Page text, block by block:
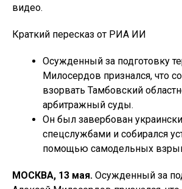
видео.
Краткий пересказ от РИА ИИ
Осужденный за подготовку
Милосердов признался, что
взорвать Тамбовский
арбитражный суды.
Он был завербован
спецслужбами и собирался
помощью самодельных
МОСКВА, 13 мая. Осужденный за